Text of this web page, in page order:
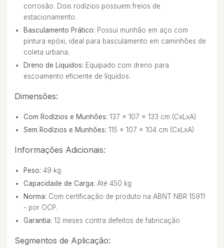
corrosão. Dois rodízios possuem freios de
estacionamento.
Basculamento Prático: Possui munhão em aço com
pintura epóxi, ideal para basculamento em caminhões de
coleta urbana.
Dreno de Líquidos: Equipado com dreno para
escoamento eficiente de líquidos.
Dimensões:
Com Rodízios e Munhões: 137 x 107 x 133 cm (CxLxA)
Sem Rodízios e Munhões: 115 x 107 x 104 cm (CxLxA)
Informações Adicionais:
Peso: 49 kg
Capacidade de Carga: Até 450 kg
Norma: Com certificação de produto na ABNT NBR 15911
- por OCP.
Garantia: 12 meses contra defeitos de fabricação
Segmentos de Aplicação: